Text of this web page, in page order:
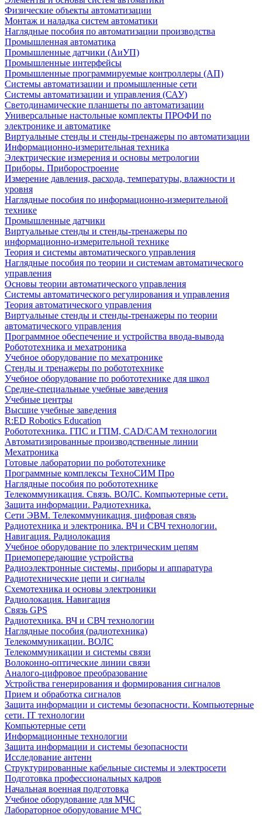
Физические объекты автоматизации
Монтаж и наладка систем автоматики
Наглядные пособия по автоматизации производства
Промышленная автоматика
Промышленные датчики (АиУП)
Промышленные интерфейсы
Промышленные программируемые контроллеры (АП)
Системы автоматизации и промышленные сети
Системы автоматизации и управления (САУ)
Светодинамические планшеты по автоматизации
Универсальные настольные комплекты ПРОФИ по
электронике и автоматике
Виртуальные стенды и стенды-тренажеры по автоматизации
Информационно-измерительная техника
Электрические измерения и основы метрологии
Приборы. Приборостроение
Измерение давления, расхода, температуры, влажности и
уровня
Наглядные пособия по информационно-измерительной
технике
Промышленные датчики
Виртуальные стенды и стенды-тренажеры по
информационно-измерительной технике
Теория и системы автоматического управления
Наглядные пособия по теории и системам автоматического
управления
Основы теории автоматического управления
Системы автоматического регулирования и управления
Теория автоматического управления
Виртуальные стенды и стенды-тренажеры по теории
автоматического управления
Программное обеспечение и устройства ввода-вывода
Робототехника и мехатроника
Учебное оборудование по мехатронике
Стенды и тренажеры по робототехнике
Учебное оборудование по робототехнике для школ
Средне-специальные учебные заведения
Учебные центры
Высшие учебные заведения
R:ED Robotics Education
Робототехника. ГПС и ГПМ, CAD/CAM технологии
Автоматизированные производственные линии
Мехатроника
Готовые лаборатории по робототехнике
Программные комплексы ТехноСИМ Про
Наглядные пособия по робототехнике
Телекоммуникация. Связь. ВОЛС. Компьютерные сети.
Защита информации. Радиотехника.
Сети ЭВМ. Телекоммуникация, цифровая связь
Радиотехника и электроника. ВЧ и СВЧ технологии.
Навигация. Радиолокация
Учебное оборудование по электрическим цепям
Приемопередающие устройства
Радиоэлектронные системы, приборы и аппаратура
Радиотехнические цепи и сигналы
Схемотехника и основы электроники
Радиолокация. Навигация
Связь GPS
Радиотехника. ВЧ и СВЧ технологии
Наглядные пособия (радиотехника)
Телекоммуникации. ВОЛС
Телекоммуникации и системы связи
Волоконно-оптические линии связи
Аналого-цифровое преобразование
Устройства генерирования и формирования сигналов
Прием и обработка сигналов
Защита информации и системы безопасности. Компьютерные
сети. IT технологии
Компьютерные сети
Информационные технологии
Защита информации и системы безопасности
Исследование антенн
Структурированные кабельные системы и электросети
Подготовка профессиональных кадров
Начальная военная подготовка
Учебное оборудование для МЧС
Лабораторное оборудование МЧС